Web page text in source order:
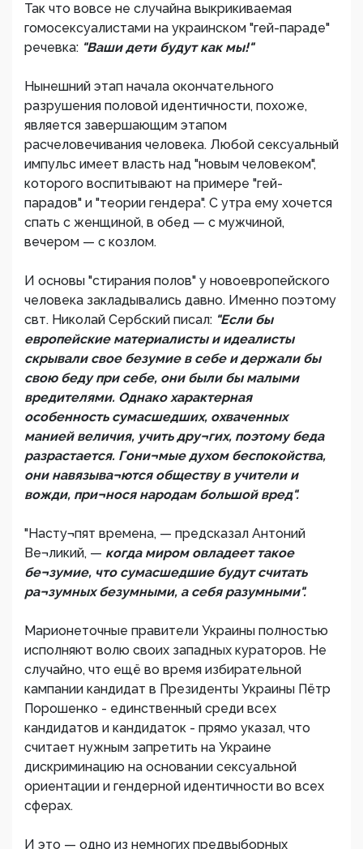
Так что вовсе не случайна выкрикиваемая
гомосексуалистами на украинском "гей-параде"
речевка: "Ваши дети будут как мы!"
Нынешний этап начала окончательного
разрушения половой идентичности, похоже,
является завершающим этапом
расчеловечивания человека. Любой сексуальный
импульс имеет власть над "новым человеком",
которого воспитывают на примере "гей-
парадов" и "теории гендера". С утра ему хочется
спать с женщиной, в обед — с мужчиной,
вечером — с козлом.
И основы "стирания полов" у новоевропейского
человека закладывались давно. Именно поэтому
свт. Николай Сербский писал: "Если бы
европейские материалисты и идеалисты
скрывали свое безумие в себе и держали бы
свою беду при себе, они были бы малыми
вредителями. Однако характерная
особенность сумасшедших, охваченных
манией величия, учить дру¬гих, поэтому беда
разрастается. Гони¬мые духом беспокойства,
они навязыва¬ются обществу в учители и
вожди, при¬нося народам большой вред".
"Насту¬пят времена, — предсказал Антоний
Ве¬ликий, — когда миром овладеет такое
бе¬зумие, что сумасшедшие будут считать
ра¬зумных безумными, а себя разумными".
Марионеточные правители Украины полностью
исполняют волю своих западных кураторов. Не
случайно, что ещё во время избирательной
кампании кандидат в Президенты Украины Пётр
Порошенко - единственный среди всех
кандидатов и кандидаток - прямо указал, что
считает нужным запретить на Украине
дискриминацию на основании сексуальной
ориентации и гендерной идентичности во всех
сферах.
И это — одно из немногих предвыборных